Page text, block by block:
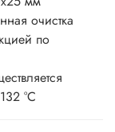
очистка
по
°С